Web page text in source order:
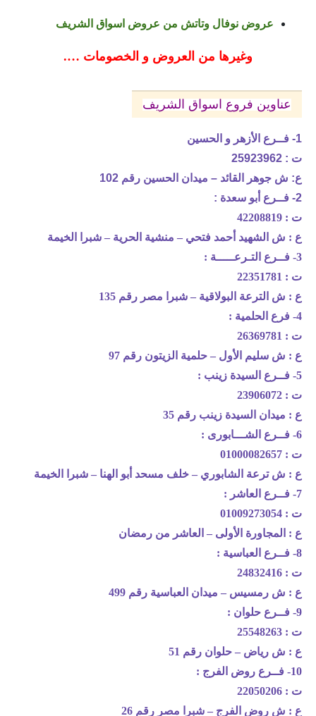
عروض نوفال وتاتش من عروض اسواق الشريف
وغيرها من العروض و الخصومات ….
عناوين فروع اسواق الشريف
1- فــرع الأزهر و الحسين
ت : 25923962
ع: ش جوهر القائد – ميدان الحسين رقم 102
2- فــرع أبو سعدة :
ت : 42208819
ع : ش الشهيد أحمد فتحي – منشية الحرية – شبرا الخيمة
3- فــرع التـرعـــــة :
ت : 22351781
ع : ش الترعة البولاقية – شبرا مصر رقم 135
4- فرع الحلمية :
ت : 26369781
ع : ش سليم الأول – حلمية الزيتون رقم 97
5- فــرع السيدة زينب :
ت : 23906072
ع : ميدان السيدة زينب رقم 35
6- فــرع الشـــابورى :
ت : 01000082657
ع : ش ترعة الشابوري – خلف مسحد أبو الهنا – شبرا الخيمة
7- فــرع العاشر :
ت : 01009273054
ع : المجاورة الأولى – العاشر من رمضان
8- فــرع العباسية :
ت : 24832416
ع : ش رمسيس – ميدان العباسية رقم 499
9- فــرع حلوان :
ت : 25548263
ع : ش رياض – حلوان رقم 51
10- فــرع روض الفرج :
ت : 22050206
ع : ش روض الفرج – شبرا مصر رقم 26